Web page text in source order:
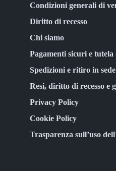
Condizioni generali di
Diritto di recesso
Chi siamo
Pagamenti sicuri e tutela
Spedizioni e ritiro in sede
Resi, diritto di recesso e
Privacy Policy
Cookie Policy
Trasparenza sull’uso